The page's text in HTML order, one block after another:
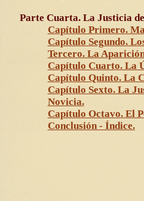
Parte Cuarta. La Justicia
Capítulo Primero.
Capítulo Segundo.
Tercero. La
Capítulo Cuarto. La
Capítulo Quinto. La
Capítulo Sexto. La
Novicia.
Capítulo Octavo. El
Conclusión - Índice.